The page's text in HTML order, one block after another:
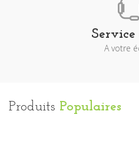
A votre
Produits Populaires